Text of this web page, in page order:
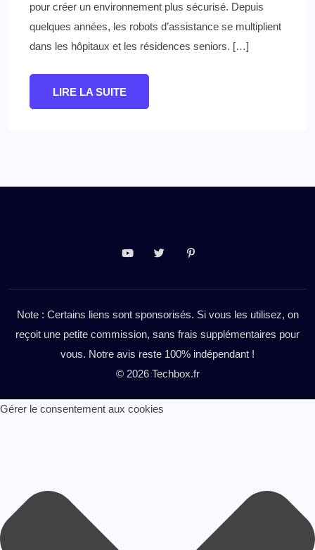
pour créer un environnement plus sécurisé. Depuis
quelques années, les robots d’assistance se multiplient
dans les hôpitaux et les résidences seniors. […]
LIRE LA SUITE
Note : Certains liens sont sponsorisés. Si vous les utilisez, on
reçoit une petite commission, sans frais supplémentaires pour
vous. Notre avis reste 100% indépendant !
© 2026 Techbox.fr
Gérer le consentement aux cookies